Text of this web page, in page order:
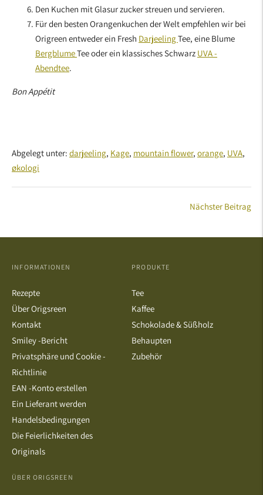
Den Kuchen mit Glasur zucker streuen und servieren.
Für den besten Orangenkuchen der Welt empfehlen wir bei
Origreen entweder ein Fresh DarjeelingTee, eine Blume
BergblumeTee oder ein klassisches Schwarz UVA -
Abendtee.
Bon Appétit
Abgelegt unter: darjeeling, Kage, mountain flower, orange, UVA,
økologi
Nächster Beitrag
ÜBER ORIGSREEN
INFORMATIONEN
Rezepte
Über Origsreen
Kontakt
Smiley -Bericht
Privatsphäre und Cookie -
Richtlinie
EAN -Konto erstellen
Ein Lieferant werden
Handelsbedingungen
Die Feierlichkeiten des
Originals
PRODUKTE
Tee
Kaffee
Schokolade & Süßholz
Behaupten
Zubehör